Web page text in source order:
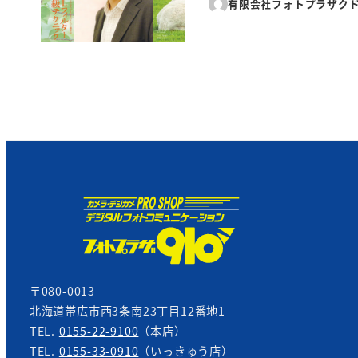
有限会社フォトプラザク
〒080-0013
北海道帯広市西3条南23丁目12番地1
TEL. 0155-22-9100 （本店）
TEL. 0155-33-0910 （いっきゅう店）